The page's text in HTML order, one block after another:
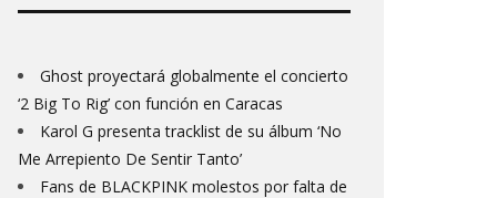
Ghost proyectará globalmente el concierto
‘2 Big To Rig’ con función en Caracas
Karol G presenta tracklist de su álbum ‘No
Me Arrepiento De Sentir Tanto’
Fans de BLACKPINK molestos por falta de